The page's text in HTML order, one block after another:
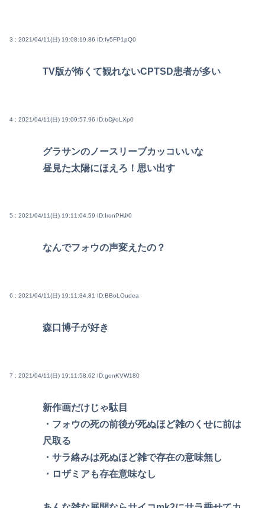
3 : 2021/04/11(日) 19:08:19.86 ID:fv5FP1pQ0
TV版が怖くて観れないCPTSD患者が多い
4 : 2021/04/11(日) 19:09:57.96 ID:bDj/oLXp0
グラサンのノースリーブカッコいいな
昼見た太陽にほえろ！思い出す
5 : 2021/04/11(日) 19:11:04.59 ID:IronPHJ/0
なんでフォウの声変えたの？
6 : 2021/04/11(日) 19:11:34.81 ID:BBoLOudea
森口博子が好き
7 : 2021/04/11(日) 19:11:58.62 ID:gonKVW180
新作画だけじゃ駄目
・フォウの死の前後が死ぬほど雑のくせに前は
尺取る
・サラ絡みは死ぬほど雑で存在の意味無し
・ロザミアも存在意味なし